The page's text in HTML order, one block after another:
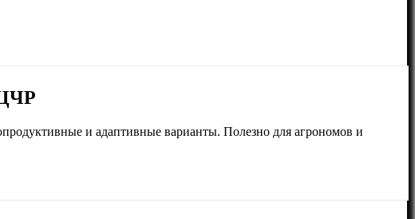
и адаптивные варианты. Полезно для агрономов и